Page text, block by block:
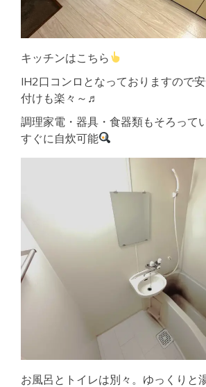
キッチンはこちら
IH2口コンロとなっておりますので
付けも楽々～♬
調理家電・器具・食器類もそろって
すぐに自炊可能
お風呂とトイレは別々。ゆっくりと